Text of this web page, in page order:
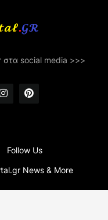
στα social media >>>
News & More
Follow Us